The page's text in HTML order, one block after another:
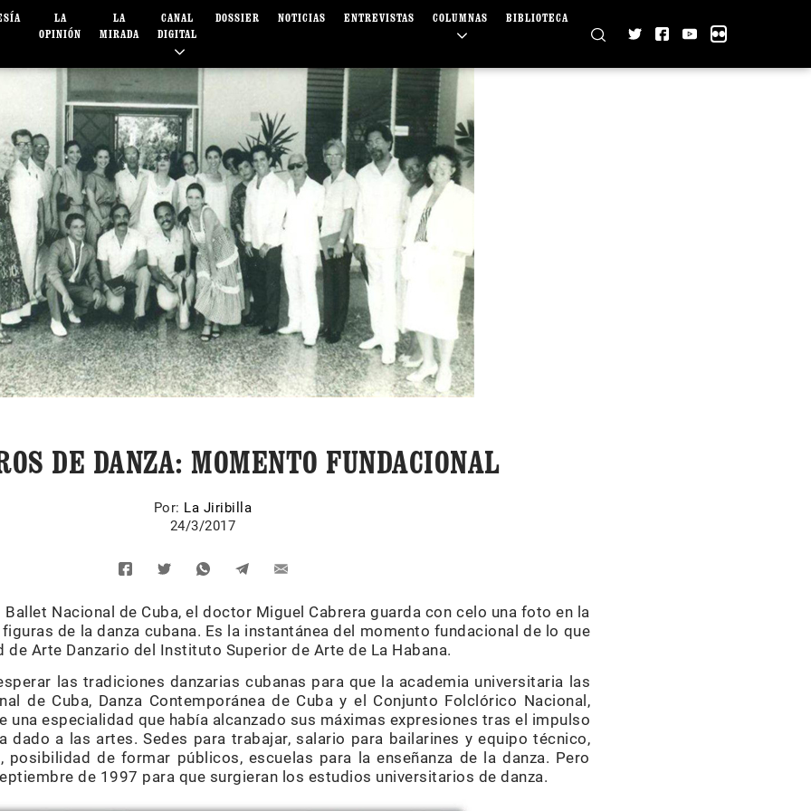
LA
OPINIÓN
LA
MIRADA
CANAL
DIGITAL
DOSSIER NOTICIAS ENTREVISTAS COLUMNAS BIBLIOTECA
DE DANZA: MOMENTO FUNDACIONAL
Por: La Jiribilla
24/3/2017
Nacional de Cuba, el doctor Miguel Cabrera guarda con celo una foto en la
de la danza cubana. Es la instantánea del momento fundacional de lo que
de Arte Danzario del Instituto Superior de Arte de La Habana.
las tradiciones danzarias cubanas para que la academia universitaria las
de Cuba, Danza Contemporánea de Cuba y el Conjunto Folclórico Nacional,
una especialidad que había alcanzado sus máximas expresiones tras el impulso
dado a las artes. Sedes para trabajar, salario para bailarines y equipo técnico,
posibilidad de formar públicos, escuelas para la enseñanza de la danza. Pero
de 1997 para que surgieran los estudios universitarios de danza.